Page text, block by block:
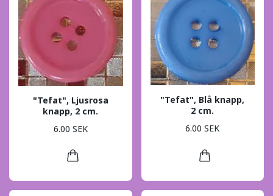
"Tefat", Ljusrosa
knapp, 2 cm.
6.00 SEK
"Tefat", Blå knapp,
2 cm.
6.00 SEK